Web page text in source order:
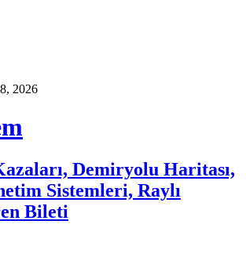
2026
Demiryolu Haritası,
Sistemleri, Raylı
Bileti